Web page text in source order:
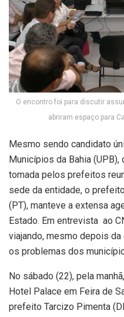
O encontro foi para discutir
abriram espaço para
Mesmo sendo candidato
Municípios da Bahia
tomada pelos prefeitos
sede da entidade, o
(PT), manteve a extensa
Estado. Em entrevista ao
viajando, mesmo depois
os problemas dos
No sábado (22), pela
Hotel Palace em Feira de
prefeito Tarcizo Pimenta